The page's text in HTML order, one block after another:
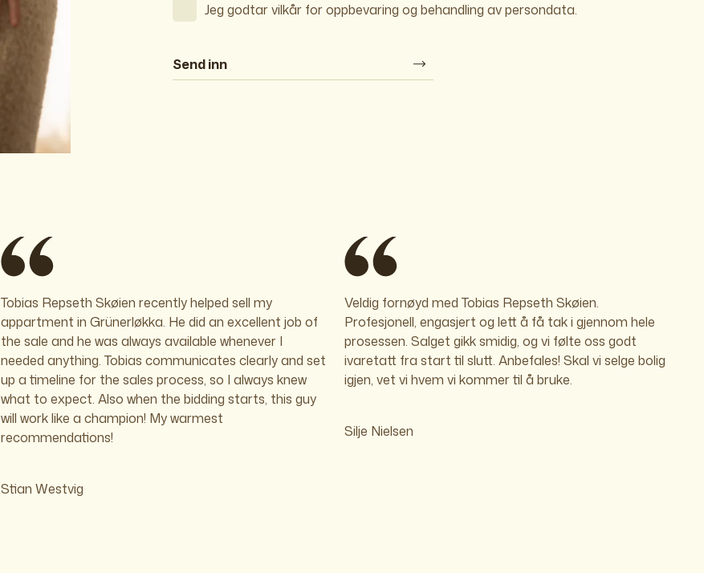
Jeg godtar vilkår for oppbevaring og behandling av persondata.
Send inn
Tobias Repseth Skøien recently helped sell my
appartment in Grünerløkka. He did an excellent job of
the sale and he was always available whenever I
needed anything. Tobias communicates clearly and set
up a timeline for the sales process, so I always knew
what to expect. Also when the bidding starts, this guy
will work like a champion! My warmest
recommendations!
Stian Westvig
Veldig fornøyd med Tobias Repseth Skøien.
Profesjonell, engasjert og lett å få tak i gjennom hele
prosessen. Salget gikk smidig, og vi følte oss godt
ivaretatt fra start til slutt. Anbefales! Skal vi selge bolig
igjen, vet vi hvem vi kommer til å bruke.
Silje Nielsen